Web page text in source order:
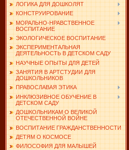
ЛОГИКА ДЛЯ ДОШКОЛЯТ
КОНСТРУИРОВАНИЕ
МОРАЛЬНО-НРАВСТВЕННОЕ
ВОСПИТАНИЕ
ЭКОЛОГИЧЕСКОЕ ВОСПИТАНИЕ
ЭКСПЕРИМЕНТАЛЬНАЯ
ДЕЯТЕЛЬНОСТЬ В ДЕТСКОМ САДУ
НАУЧНЫЕ ОПЫТЫ ДЛЯ ДЕТЕЙ
ЗАНЯТИЯ В АРТСТУДИИ ДЛЯ
ДОШКОЛЬНИКОВ
ПРАВОСЛАВАЯ ЭТИКА
ИНКЛЮЗИВНОЕ ОБУЧЕНИЕ В
ДЕТСКОМ САДУ
ДОШКОЛЬНИКАМ О ВЕЛИКОЙ
ОТЕЧЕСТВЕННОЙ ВОЙНЕ
ВОСПИТАНИЕ ГРАЖДАНСТВЕННОСТИ
ДЕТЯМ О КОСМОСЕ
ФИЛОСОФИЯ ДЛЯ МАЛЫШЕЙ